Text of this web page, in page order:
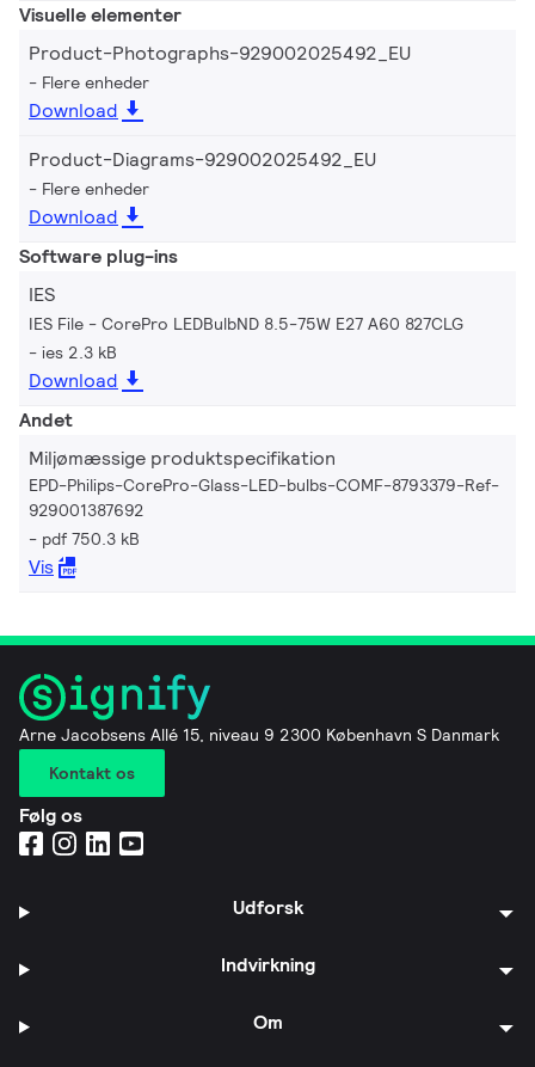
Visuelle elementer
Product-Photographs-929002025492_EU
Flere enheder
Download
Product-Diagrams-929002025492_EU
Flere enheder
Download
Software plug-ins
IES
IES File - CorePro LEDBulbND 8.5-75W E27 A60 827CLG
ies 2.3 kB
Download
Andet
Miljømæssige produktspecifikation
EPD-Philips-CorePro-Glass-LED-bulbs-COMF-8793379-Ref-
929001387692
pdf 750.3 kB
Vis
Arne Jacobsens Allé 15, niveau 9 2300 København S Danmark
Kontakt os
Følg os
Udforsk
Indvirkning
Om